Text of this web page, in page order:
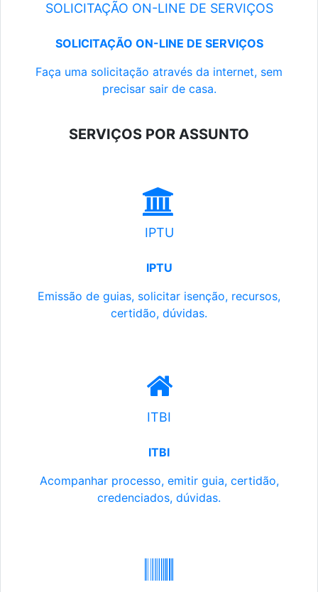
SOLICITAÇÃO ON-LINE DE SERVIÇOS
SOLICITAÇÃO ON-LINE DE SERVIÇOS
Faça uma solicitação através da internet, sem
precisar sair de casa.
SERVIÇOS POR ASSUNTO
IPTU
IPTU
Emissão de guias, solicitar isenção, recursos,
certidão, dúvidas.
ITBI
ITBI
Acompanhar processo, emitir guia, certidão,
credenciados, dúvidas.